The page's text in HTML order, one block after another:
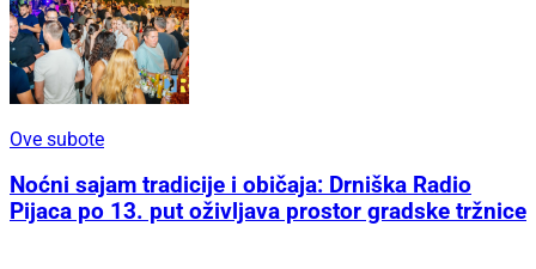
Ove subote
Noćni sajam tradicije i običaja: Drniška Radio
Pijaca po 13. put oživljava prostor gradske tržnice